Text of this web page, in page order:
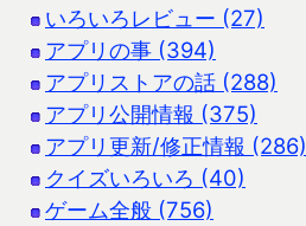
いろいろレビュー (27)
アプリの事 (394)
アプリストアの話 (288)
アプリ公開情報 (375)
アプリ更新/修正情報 (286)
クイズいろいろ (40)
ゲーム全般 (756)